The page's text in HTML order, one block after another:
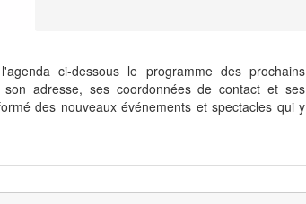
ci-dessous le programme des prochains
adresse, ses coordonnées de contact et ses
des nouveaux événements et spectacles qui y